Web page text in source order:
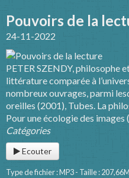
Pouvoirs de la
24-11-2022
PETER SZENDY, philosophe
littérature comparée à
nombreux ouvrages, parmi
oreilles (2001), Tubes. La
Pour une écologie des images
Catégories
Ecouter
Type de fichier : MP3 - Taille :